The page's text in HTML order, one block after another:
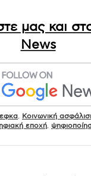
μας και
News
εφκα Κοινωνική
εποχή